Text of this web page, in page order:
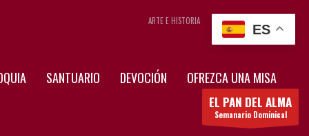
ARTE E HISTORIA CONTÁCTENOS
SANTUARIO DEVOCIÓN OFREZCA UNA MISA
EL PAN DEL ALMA
Semanario Dominical
ES